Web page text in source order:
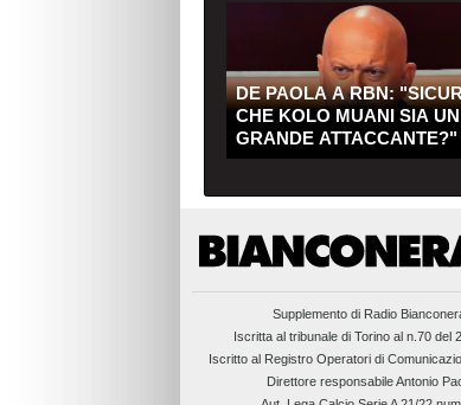
DE PAOLA A RBN:
CHE KOLO MUANI SIA UN
GRANDE ATTACCANTE?"
Supplemento di Radio
Iscritta al tribunale di Torino al n.70 del
Iscritto al Registro Operatori di
Direttore responsabile Antonio